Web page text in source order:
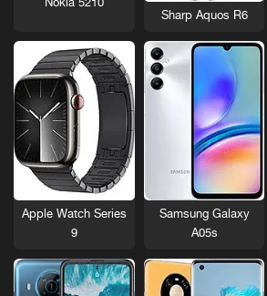
Sharp Aquos R6
Nokia 5210
Samsung Galaxy
A05s
Apple Watch Series
9